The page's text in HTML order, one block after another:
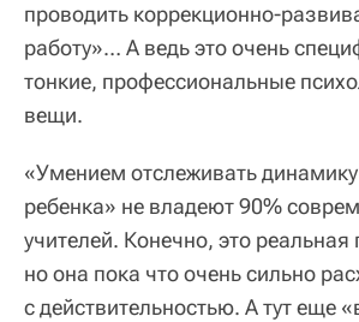
проводить коррекционно-
работу»… А ведь это очень
тонкие, профессиональные
вещи.
«Умением отслеживать
ребенка» не владеют 90%
учителей. Конечно, это реальная
но она пока что очень сильно
с действительностью. А тут еще